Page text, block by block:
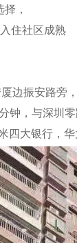
，
住社区成熟
边振安路旁
钟，与深圳
四大银行，